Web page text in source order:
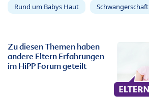
Rund um Babys Haut Schwangerschaft
Zu diesen Themen haben
andere Eltern Erfahrungen
im HiPP Forum geteilt